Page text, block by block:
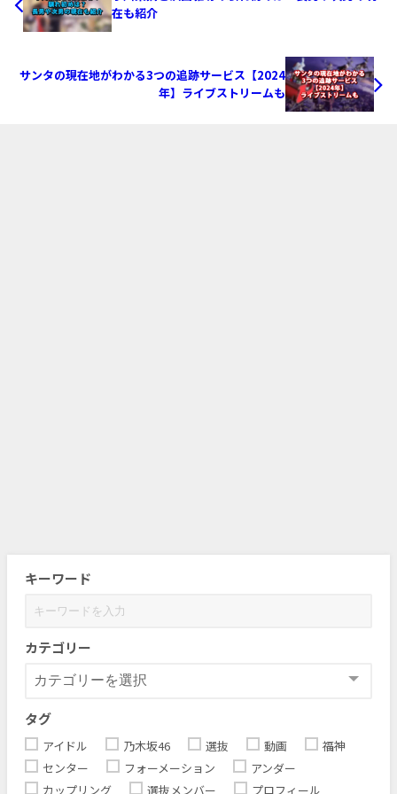
在も紹介
サンタの現在地がわかる3つの追跡サービス【2024
年】ライブストリームも
キーワード
カテゴリー
タグ
アイドル 乃木坂46 選抜 動画
福神
センター
フォーメーション
アンダー
カップリング
選抜メンバー
プロフィール